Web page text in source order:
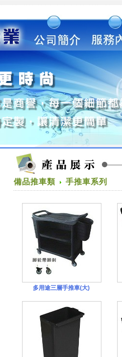
備品推車類 手推車系列
多用途三層手推車(大)